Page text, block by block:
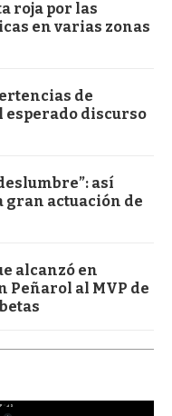
roja por las
en varias zonas
de
esperado discurso
así
actuación de
alcanzó en
Peñarol al MVP de